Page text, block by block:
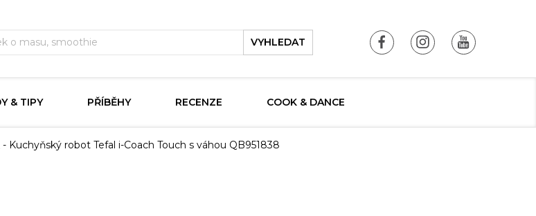
VYHLEDAT
& TIPY PŘÍBĚHY RECENZE COOK & DANCE
Kuchyňský robot Tefal i-Coach Touch s váhou QB951838